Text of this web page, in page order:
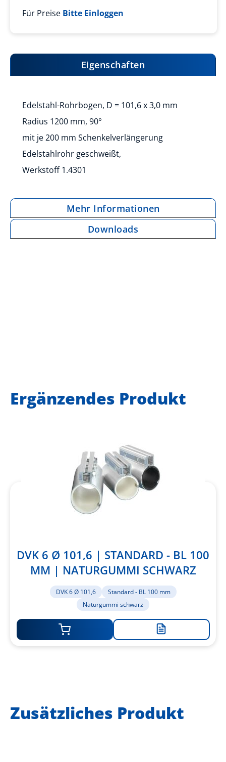
Für Preise Bitte Einloggen
Eigenschaften
Edelstahl-Rohrbogen, D = 101,6 x 3,0 mm
Radius 1200 mm, 90°
mit je 200 mm Schenkelverlängerung
Edelstahlrohr geschweißt,
Werkstoff 1.4301
Mehr Informationen
Downloads
Ergänzendes Produkt
DVK 6 Ø 101,6 | STANDARD - BL 100
MM | NATURGUMMI SCHWARZ
DVK 6 Ø 101,6
Standard - BL 100 mm
Naturgummi schwarz
Zur
Zusätzliches Produkt